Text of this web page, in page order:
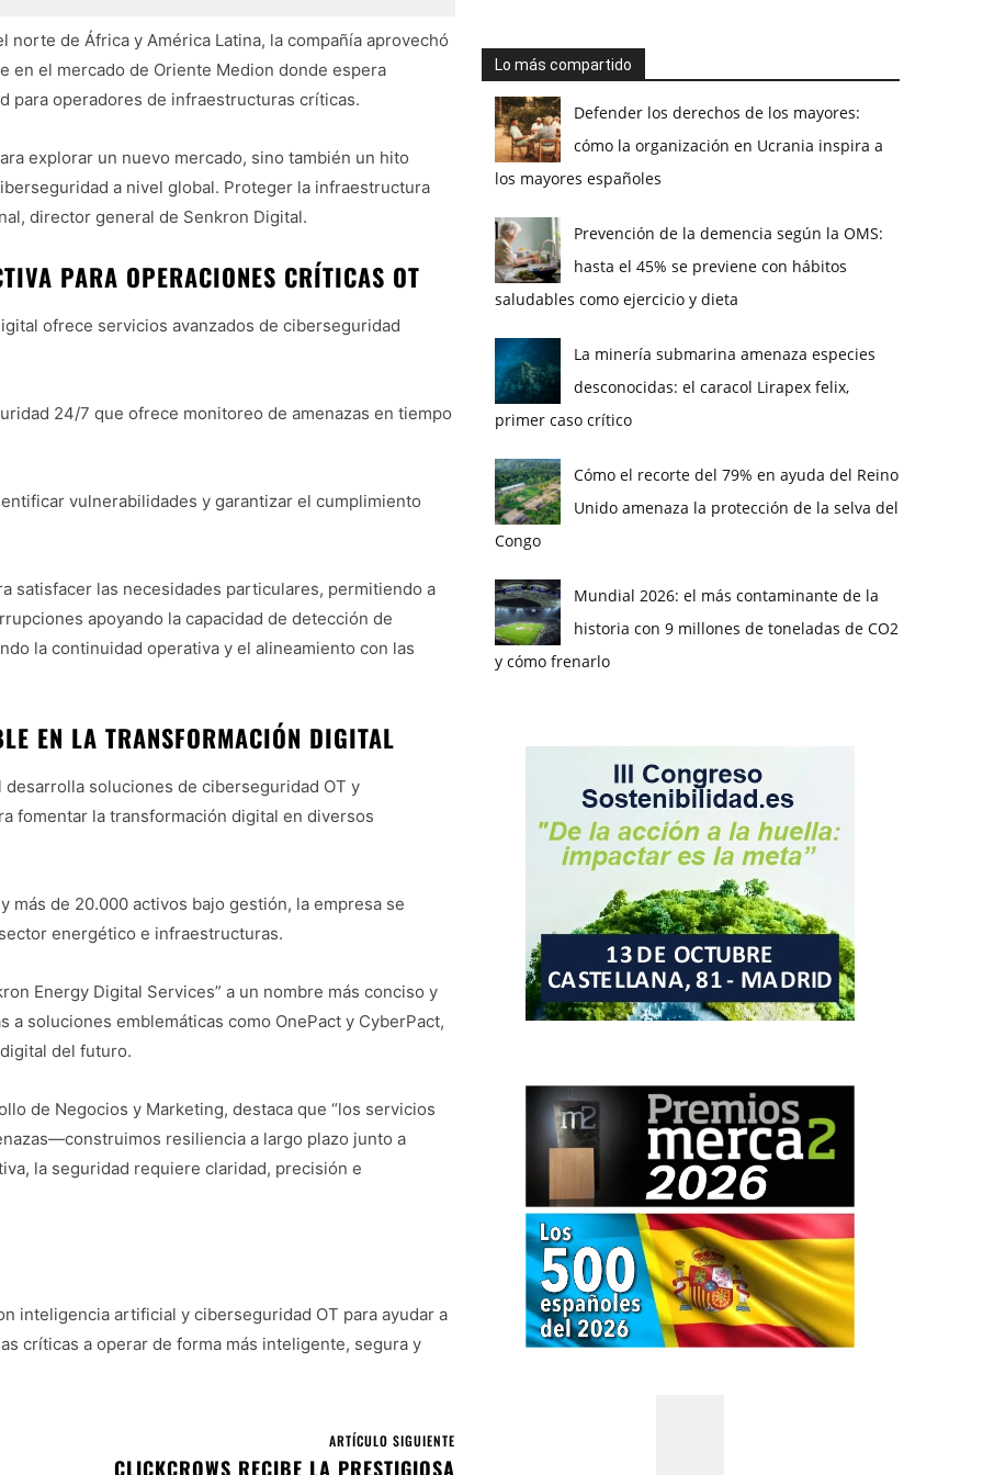
de África y América Latina, la compañía aprovechó
en el mercado de Oriente Medion donde espera
para operadores de infraestructuras críticas.
explorar un nuevo mercado, sino también un hito
a nivel global. Proteger la infraestructura
director general de Senkron Digital.
PARA OPERACIONES CRÍTICAS OT
ofrece servicios avanzados de ciberseguridad
24/7 que ofrece monitoreo de amenazas en tiempo
vulnerabilidades y garantizar el cumplimiento
satisfacer las necesidades particulares, permitiendo a
apoyando la capacidad de detección de
la continuidad operativa y el alineamiento con las
EN LA TRANSFORMACIÓN DIGITAL
soluciones de ciberseguridad OT y
fomentar la transformación digital en diversos
más de 20.000 activos bajo gestión, la empresa se
energético e infraestructuras.
Energy Digital Services” a un nombre más conciso y
soluciones emblemáticas como OnePact y CyberPact,
del futuro.
de Negocios y Marketing, destaca que “los servicios
resiliencia a largo plazo junto a
la seguridad requiere claridad, precisión e
inteligencia artificial y ciberseguridad OT para ayudar a
críticas a operar de forma más inteligente, segura y
ARTÍCULO SIGUIENTE
CLICKCROWS RECIBE LA PRESTIGIOSA
Lo más compartido
Defender los derechos de los mayores:
cómo la organización en Ucrania inspira a
los mayores españoles
Prevención de la demencia según la OMS:
hasta el 45% se previene con hábitos
saludables como ejercicio y dieta
La minería submarina amenaza especies
desconocidas: el caracol Lirapex felix,
primer caso crítico
Cómo el recorte del 79% en ayuda del Reino
Unido amenaza la protección de la selva del
Congo
Mundial 2026: el más contaminante de la
historia con 9 millones de toneladas de CO2
y cómo frenarlo